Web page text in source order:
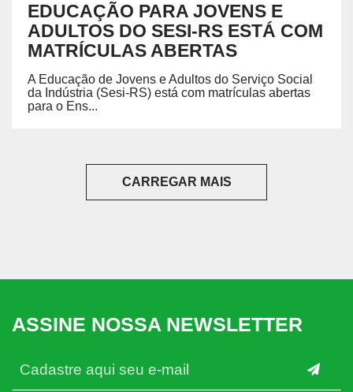
EDUCAÇÃO PARA JOVENS E
ADULTOS DO SESI-RS ESTÁ COM
MATRÍCULAS ABERTAS
A Educação de Jovens e Adultos do Serviço Social
da Indústria (Sesi-RS) está com matrículas abertas
para o Ens...
CARREGAR MAIS
ASSINE NOSSA NEWSLETTER